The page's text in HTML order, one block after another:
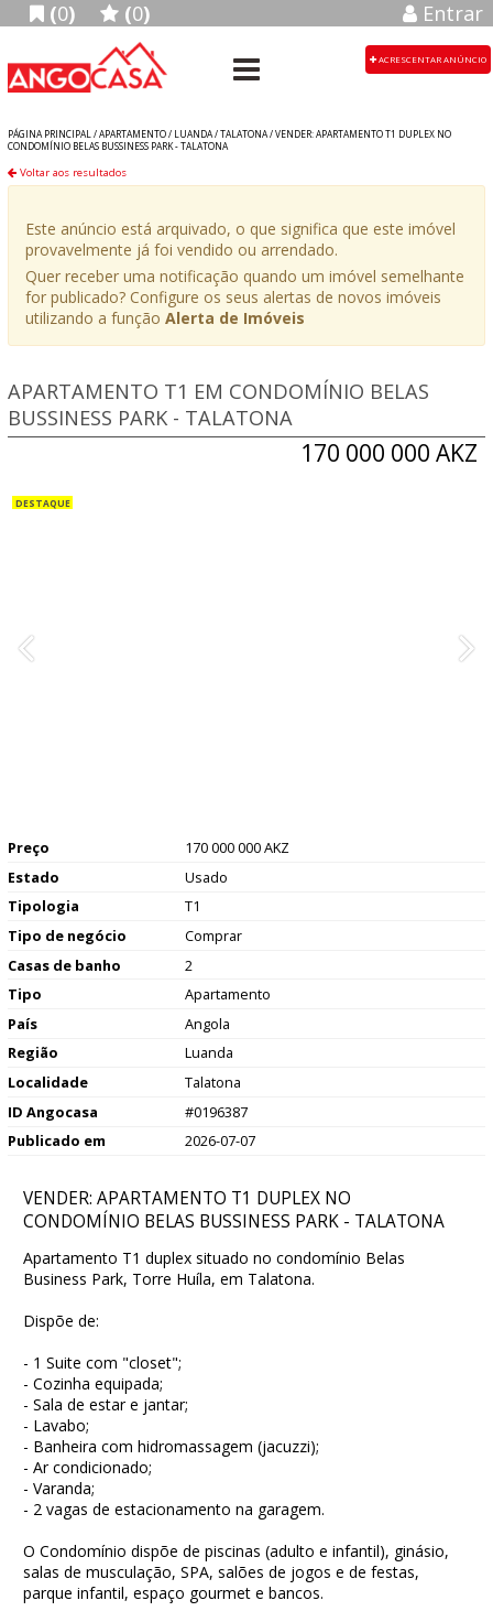
(0) (0) Entrar
ACRESCENTAR ANÚNCIO
PÁGINA PRINCIPAL /APARTAMENTO/ LUANDA/TALATONA/VENDER: APARTAMENTO T1 DUPLEX NO
CONDOMÍNIO BELAS BUSSINESS PARK - TALATONA
Voltar aos resultados
Este anúncio está arquivado, o que significa que este imóvel
provavelmente já foi vendido ou arrendado.
Quer receber uma notificação quando um imóvel semelhante
for publicado? Configure os seus alertas de novos imóveis
utilizando a função Alerta de Imóveis
170 000 000 AKZ
APARTAMENTO T1 EM CONDOMÍNIO BELAS
BUSSINESS PARK - TALATONA
Preço
170 000 000 AKZ
Estado
Usado
Tipologia
T1
Tipo de negócio
Comprar
Casas de banho
2
Tipo
Apartamento
País
Angola
Região
Luanda
Localidade
Talatona
ID Angocasa
#0196387
Publicado em
2026-07-07
VENDER: APARTAMENTO T1 DUPLEX NO
CONDOMÍNIO BELAS BUSSINESS PARK - TALATONA
Apartamento T1 duplex situado no condomínio Belas
Business Park, Torre Huíla, em Talatona.
Dispõe de:
- 1 Suite com "closet";
- Cozinha equipada;
- Sala de estar e jantar;
- Lavabo;
- Banheira com hidromassagem (jacuzzi);
- Ar condicionado;
- Varanda;
- 2 vagas de estacionamento na garagem.
O Condomínio dispõe de piscinas (adulto e infantil), ginásio,
salas de musculação, SPA, salões de jogos e de festas,
parque infantil, espaço gourmet e bancos.